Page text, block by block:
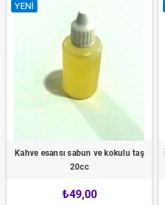
YENI
Kahve esansı sabun ve kokulu taş
20cc
₺49,00